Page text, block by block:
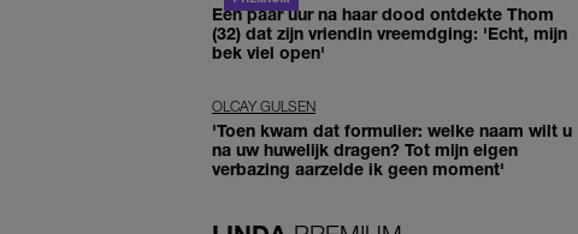
Een paar uur na haar dood ontdekte Thom
(32) dat zijn vriendin vreemdging: 'Echt, mijn
bek viel open'
OLCAY GULSEN
'Toen kwam dat formulier: welke naam wilt u
na uw huwelijk dragen? Tot mijn eigen
verbazing aarzelde ik geen moment'